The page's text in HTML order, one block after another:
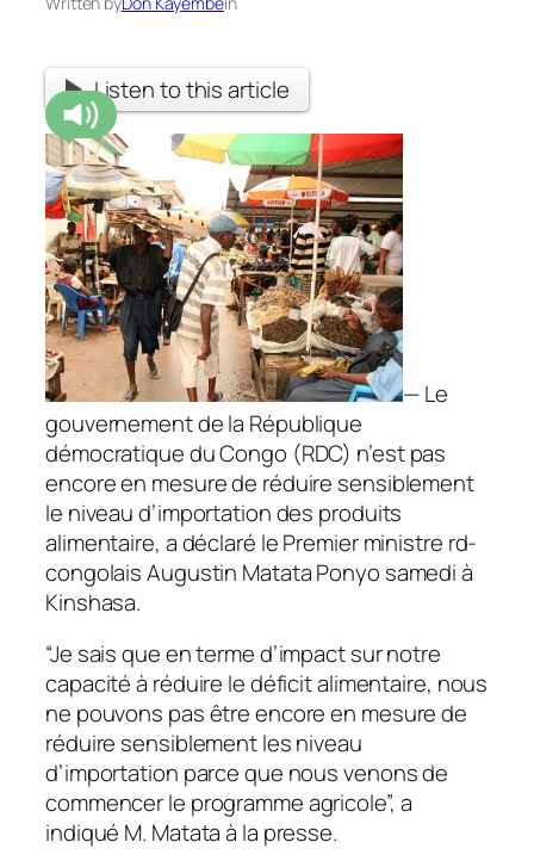
Listen to this article
— Le
gouvernement de la République
démocratique du Congo (RDC) n’est pas
encore en mesure de réduire sensiblement
le niveau d’importation des produits
alimentaire, a déclaré le Premier ministre rd-
congolais Augustin Matata Ponyo samedi à
Kinshasa.
“Je sais que en terme d’impact sur notre
capacité à réduire le déficit alimentaire, nous
ne pouvons pas être encore en mesure de
réduire sensiblement les niveau
d’importation parce que nous venons de
commencer le programme agricole”, a
indiqué M. Matata à la presse.